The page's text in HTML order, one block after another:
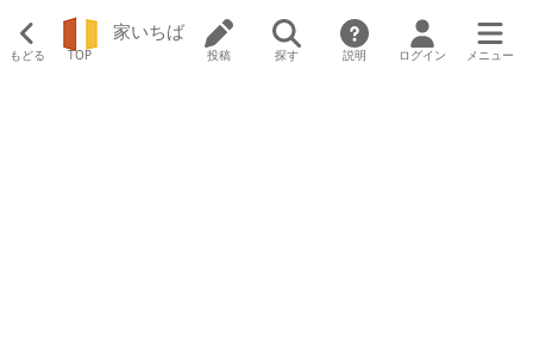
もどる TOP
家いちば
投稿 探す 説明 ログイン メニュー